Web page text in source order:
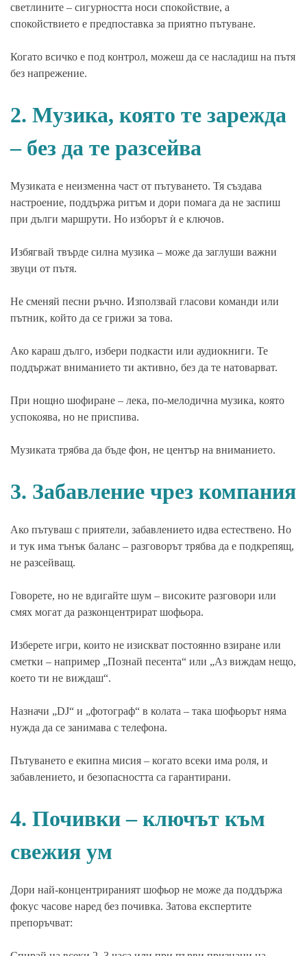
светлините – сигурността носи спокойствие, а
спокойствието е предпоставка за приятно пътуване.
Когато всичко е под контрол, можеш да се насладиш на пътя
без напрежение.
2. Музика, която те зарежда
– без да те разсейва
Музиката е неизменна част от пътуването. Тя създава
настроение, поддържа ритъм и дори помага да не заспиш
при дълги маршрути. Но изборът ѝ е ключов.
Избягвай твърде силна музика – може да заглуши важни
звуци от пътя.
Не сменяй песни ръчно. Използвай гласови команди или
пътник, който да се грижи за това.
Ако караш дълго, избери подкасти или аудиокниги. Те
поддържат вниманието ти активно, без да те натоварват.
При нощно шофиране – лека, по-мелодична музика, която
успокоява, но не приспива.
Музиката трябва да бъде фон, не център на вниманието.
3. Забавление чрез компания
Ако пътуваш с приятели, забавлението идва естествено. Но
и тук има тънък баланс – разговорът трябва да е подкрепящ,
не разсейващ.
Говорете, но не вдигайте шум – високите разговори или
смях могат да разконцентрират шофьора.
Изберете игри, които не изискват постоянно взиране или
сметки – например „Познай песента“ или „Аз виждам нещо,
което ти не виждаш“.
Назначи „DJ“ и „фотограф“ в колата – така шофьорът няма
нужда да се занимава с телефона.
Пътуването е екипна мисия – когато всеки има роля, и
забавлението, и безопасността са гарантирани.
4. Почивки – ключът към
свежия ум
Дори най-концентрираният шофьор не може да поддържа
фокус часове наред без почивка. Затова експертите
препоръчват: